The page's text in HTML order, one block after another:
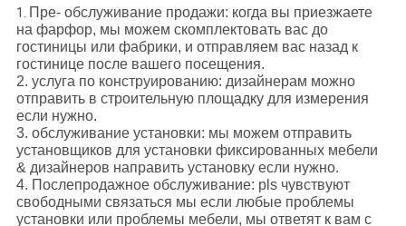
1. Пре- обслуживание продажи: когда вы приезжаете
на фарфор, мы можем скомплектовать вас до
гостиницы или фабрики, и отправляем вас назад к
гостинице после вашего посещения.
2. услуга по конструированию: дизайнерам можно
отправить в строительную площадку для измерения
если нужно.
3. обслуживание установки: мы можем отправить
установщиков для установки фиксированных мебели
& дизайнеров направить установку если нужно.
4. Послепродажное обслуживание: pls чувствуют
свободными связаться мы если любые проблемы
установки или проблемы мебели, мы ответят к вам с